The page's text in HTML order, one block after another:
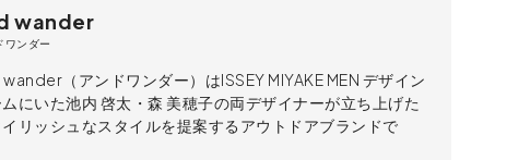
wander
ワンダー
（アンドワンダー）はISSEY MIYAKE MEN デザイン
にいた池内 啓太・森 美穂子の両デザイナーが立ち上げた
イリッシュなスタイルを提案するアウトドアブランドで